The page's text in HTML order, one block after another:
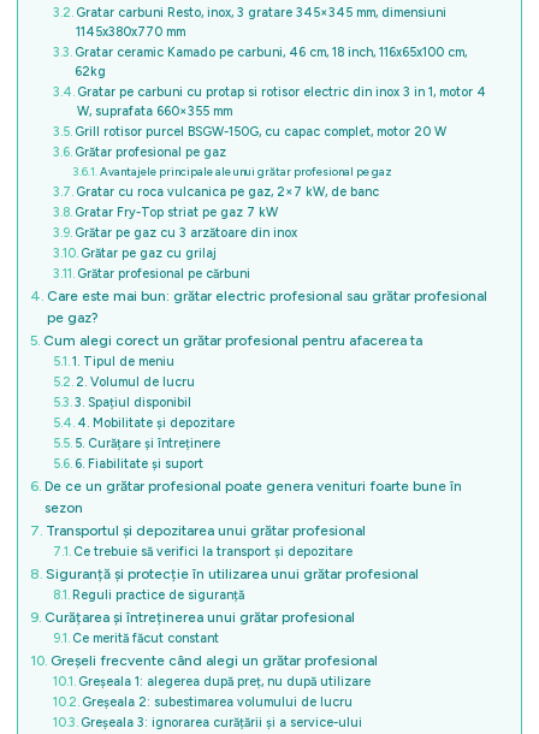
Gratar carbuni Resto, inox, 3 gratare 345×345 mm, dimensiuni
1145x380x770 mm
Gratar ceramic Kamado pe carbuni, 46 cm, 18 inch, 116x65x100 cm,
62kg
Gratar pe carbuni cu protap si rotisor electric din inox 3 in 1, motor 4
W, suprafata 660×355 mm
Grill rotisor purcel BSGW-150G, cu capac complet, motor 20 W
Grătar profesional pe gaz
Avantajele principale ale unui grătar profesional pe gaz
Gratar cu roca vulcanica pe gaz, 2×7 kW, de banc
Gratar Fry-Top striat pe gaz 7 kW
Grătar pe gaz cu 3 arzătoare din inox
Grătar pe gaz cu grilaj
Grătar profesional pe cărbuni
Care este mai bun: grătar electric profesional sau grătar profesional
pe gaz?
Cum alegi corect un grătar profesional pentru afacerea ta
1. Tipul de meniu
2. Volumul de lucru
3. Spațiul disponibil
4. Mobilitate și depozitare
5. Curățare și întreținere
6. Fiabilitate și suport
De ce un grătar profesional poate genera venituri foarte bune în
sezon
Transportul și depozitarea unui grătar profesional
Ce trebuie să verifici la transport și depozitare
Siguranță și protecție în utilizarea unui grătar profesional
Reguli practice de siguranță
Curățarea și întreținerea unui grătar profesional
Ce merită făcut constant
Greșeli frecvente când alegi un grătar profesional
Greșeala 1: alegerea după preț, nu după utilizare
Greșeala 2: subestimarea volumului de lucru
Greșeala 3: ignorarea curățării și a service-ului